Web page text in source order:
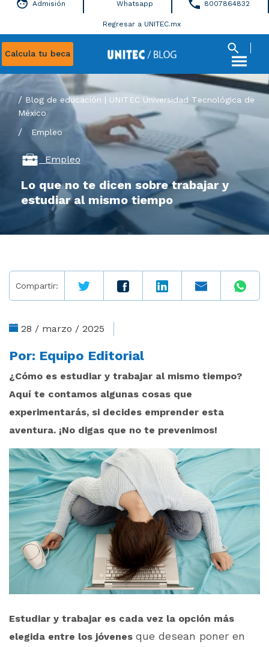
Calcula tu beca
Admisión Whatsapp 8007864832
Regresar a UNITEC.mx
Blog de educación | UNITEC Universidad Tecnológica de
México
/ Empleo
Empleo
Lo que no te dicen sobre trabajar y
estudiar al mismo tiempo
Compartir:
28 / marzo / 2025
Por: Equipo Editorial
¿Cómo es estudiar y trabajar al mismo tiempo?
Aquí te contamos algunas cosas que
experimentarás, si decides emprender esta
aventura. ¡No digas que no te prevenimos!
Estudiar y trabajar es cada vez la opción más
elegida entre los jóvenes que desean poner en